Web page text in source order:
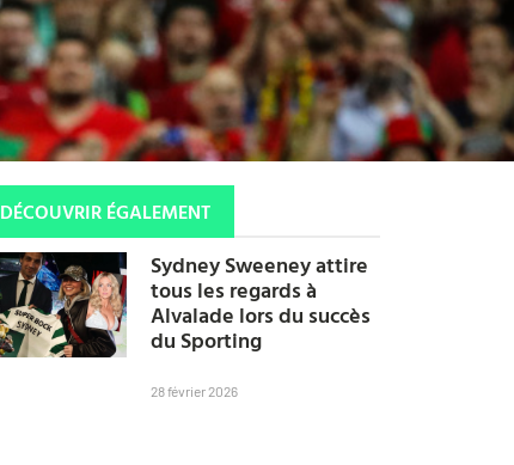
ÉGALEMENT
Sydney Sweeney attire
tous les regards à
Alvalade lors du succès
du Sporting
28 février 2026